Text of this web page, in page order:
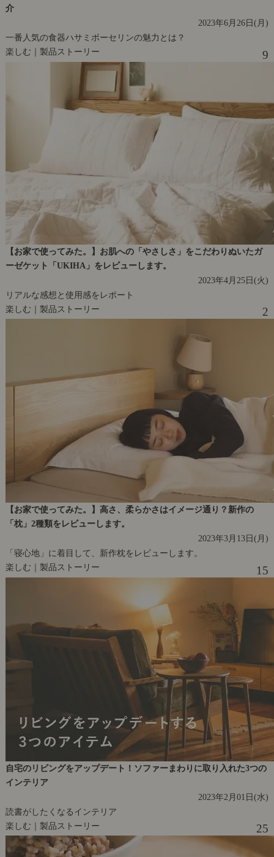
介
2023年6月26日(月)
一番人気の食器ハサミポーセリンの魅力とは？
楽しむ｜製品ストーリー
9
【お家で使ってみた。】お肌への「やさしさ」をこだわりぬいたガ
ーゼケット「UKIHA」をレビューします。
2023年4月25日(火)
リアルな感想と使用感をレポート
楽しむ｜製品ストーリー
2
【お家で使ってみた。】高さ、柔らかさはイメージ通り？新作の
「枕」2種類をレビューします。
2023年3月13日(月)
「寝心地」に着目して、新作枕をレビューします。
楽しむ｜製品ストーリー
15
自宅のリビングをアップデート！ソファーまわりに取り入れた3つの
インテリア
2023年2月01日(水)
読書がしたくなるインテリア
楽しむ｜製品ストーリー
25